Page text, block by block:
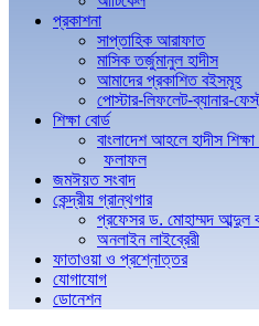
প্রকাশনা
সাপ্তাহিক আরাফাত
মাসিক তর্জুমানুল হাদীস
আমাদের প্রকাশিত বইসমূহ
পোস্টার-লিফলেট-ব্যানার-
শিক্ষা বোর্ড
বাংলাদেশ আহলে হাদীস শিক্ষা
ফলাফল
জমঈয়ত সংবাদ
কেন্দ্রীয় গ্রান্থগার
প্রফেসর ড. মোহাম্মদ আব্দুল
অনলাইন লাইব্রেরী
ফাতাওয়া ও প্রশ্নোত্তর
যোগাযোগ
ডোনেশন